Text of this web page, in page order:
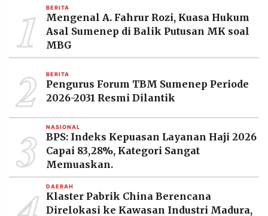
RESOLUSI
MEDIA
PRAMUDITA
Resolusi.co
2026
RESOLUSI
MEDIA
PRAMUDITA
1 BERITA
Mengenal A. Fahrur Rozi, Kuasa Hukum
Asal Sumenep di Balik Putusan MK soal
MBG
2 BERITA
Pengurus Forum TBM Sumenep Periode
2026-2031 Resmi Dilantik
3 NASIONAL
BPS: Indeks Kepuasan Layanan Haji 2026
Capai 83,28%, Kategori Sangat
Memuaskan.
DAERAH
Klaster Pabrik China Berencana
Direlokasi ke Kawasan Industri Madura,